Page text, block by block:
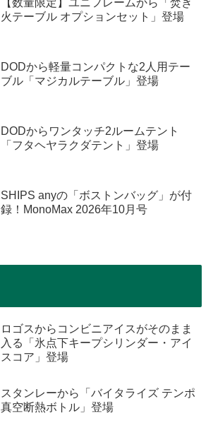
【数量限定】ユニフレームから「焚き
火テーブル オプションセット」登場
DODから軽量コンパクトな2人用テー
ブル「マジカルテーブル」登場
DODからワンタッチ2ルームテント
「フタヘヤラクダテント」登場
SHIPS anyの「ボストンバッグ」が付
録！MonoMax 2026年10月号
ロゴスからコンビニアイスがそのまま
入る「氷点下キープシリンダー・アイ
スコア」登場
スタンレーから「バイタライズ テンポ
真空断熱ボトル」登場